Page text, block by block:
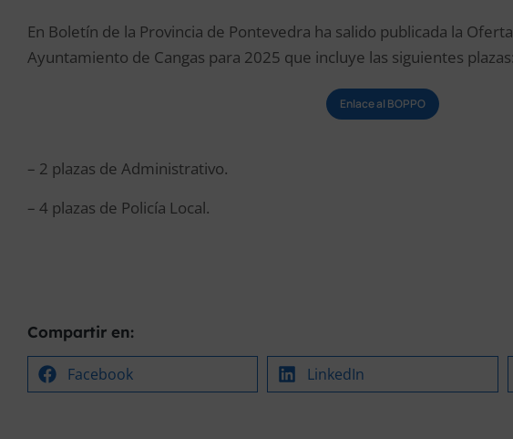
En Boletín de la Provincia de Pontevedra ha salido publicada la
Ayuntamiento de Cangas para 2025 que incluye las siguientes plazas:
Enlace al BOPPO
– 2 plazas de Administrativo.
– 4 plazas de Policía Local.
Compartir en:
Facebook LinkedIn